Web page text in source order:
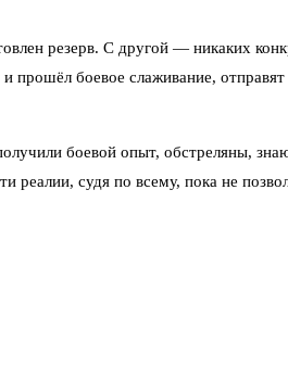
резерв. С другой — никаких
боевое слаживание,
боевой опыт, обстреляны,
реалии, судя по всему, пока не